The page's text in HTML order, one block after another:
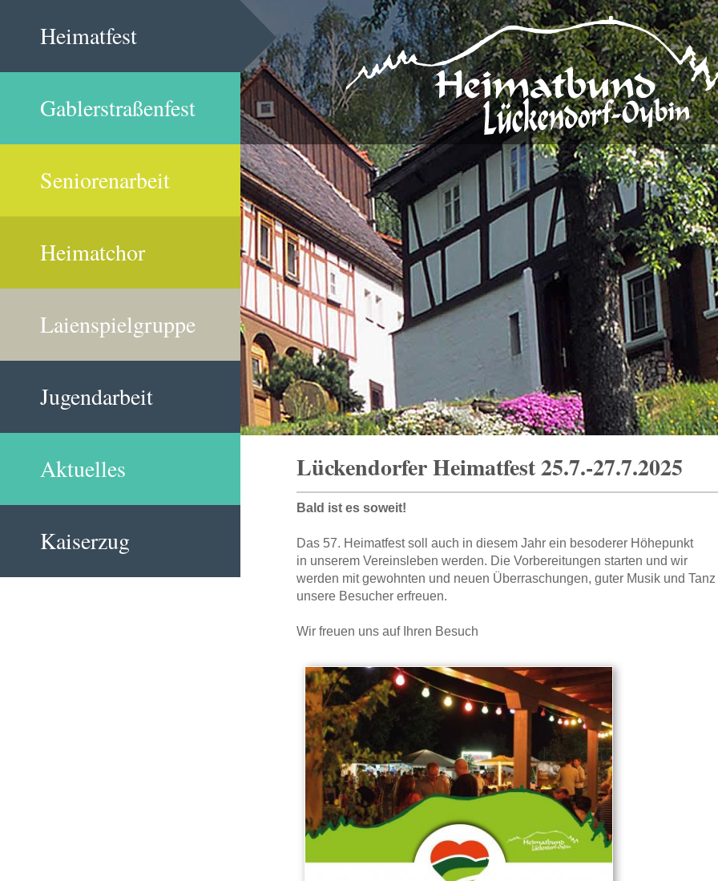
Heimatfest
Gablerstraßenfest
Seniorenarbeit
Heimatchor
Laienspielgruppe
Jugendarbeit
Aktuelles
Kaiserzug
Lückendorfer Heimatfest 25.7.-27.7.2025
Bald ist es soweit!
Das 57. Heimatfest soll auch in diesem Jahr ein besoderer Höhepunkt
in unserem Vereinsleben werden. Die Vorbereitungen starten und wir
werden mit gewohnten und neuen Überraschungen, guter Musik und Tanz
unsere Besucher erfreuen.
Wir freuen uns auf Ihren Besuch